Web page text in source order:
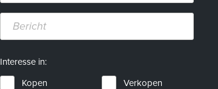
Interesse in:
Kopen
Verkopen